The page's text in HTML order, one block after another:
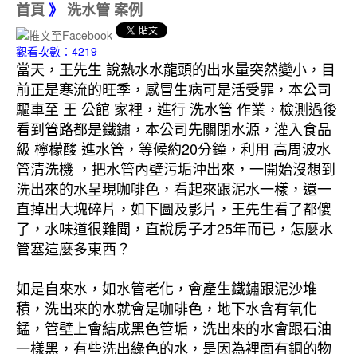
首頁 》 洗水管 案例
觀看次數：4219
當天，王先生 說熱水水龍頭的出水量突然變小，目
前正是寒流的旺季，感冒生病可是活受罪，本公司
驅車至 王 公館 家裡，進行 洗水管 作業，檢測過後
看到管路都是鐵鏽，本公司先關閉水源，灌入食品
級 檸檬酸 進水管，等候約20分鐘，利用 高周波水
管清洗機 ，把水管內壁污垢沖出來，一開始沒想到
洗出來的水呈現咖啡色，看起來跟泥水一樣，還一
直掉出大塊碎片，如下圖及影片，王先生看了都傻
了，水味道很難聞，直說房子才25年而已，怎麼水
管塞這麼多東西？
如是自來水，如水管老化，會產生鐵鏽跟泥沙堆
積，洗出來的水就會是咖啡色，地下水含有氧化
錳，管壁上會結成黑色管垢，洗出來的水會跟石油
一樣黑，有些洗出綠色的水，是因為裡面有銅的物